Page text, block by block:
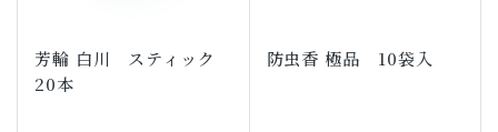
芳輪 白川 スティック
20本
防虫香 極品 10袋入